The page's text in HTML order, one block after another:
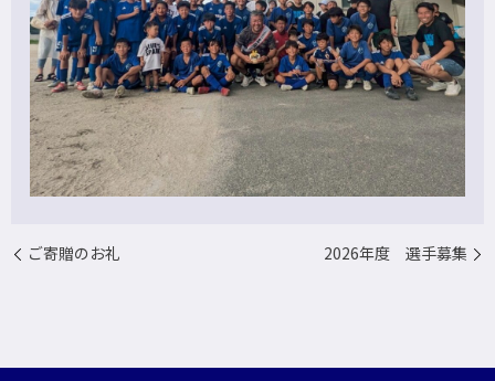
ご寄贈のお礼 2026年度 選手募集